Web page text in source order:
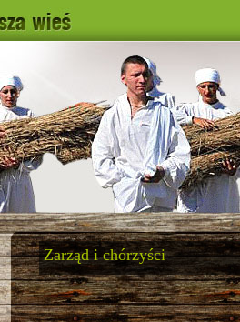
Zarząd i chórzyści